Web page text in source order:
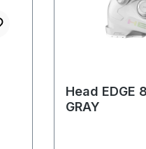
Head EDGE
GRAY